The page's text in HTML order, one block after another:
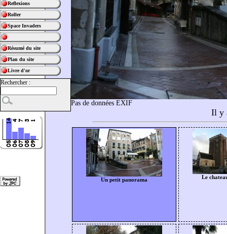
Reflexions
Roller
Space Invaders
Résumé du site
Plan du site
Livre d'or
Rechercher :
Pas de données EXIF
Il y
Un petit panorama Le